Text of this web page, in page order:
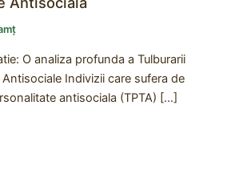
O analiza profunda a Tulburarii
Indivizii care sufera de
antisociala (TPTA) […]